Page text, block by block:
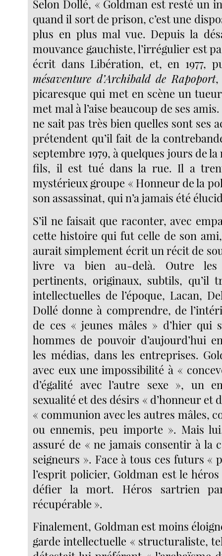
Selon Dollé, « Goldman est resté un
quand il sort de prison, c’est une
plus en plus mal vue. Depuis la
mouvance gauchiste, l’irrégulier est
écrit dans Libération, et, en 1977,
mésaventure d’Archibald de Rapoport,
picaresque qui met en scène un
met mal à l’aise beaucoup de ses
ne sait pas très bien quelles sont ses
prétendent qu’il fait de la
septembre 1979, à quelques jours de
fils, il est tué dans la rue. Il a
mystérieux groupe « Honneur de la
son assassinat, qui n’a jamais été
S’il ne faisait que raconter, avec
cette histoire qui fut celle de son
aurait simplement écrit un récit de
livre va bien au-delà. Outre
pertinents, originaux, subtils, qu’il
intellectuelles de l’époque, Lacan,
Dollé donne à comprendre, de
de ces « jeunes mâles » d’hier qui
hommes de pouvoir d’aujourd’hui
les médias, dans les entreprises.
avec eux une impossibilité à «
d’égalité avec l’autre sexe », un
sexualité et des désirs « d’honneur et
« communion avec les autres mâles,
ou ennemis, peu importe ». Mais
assuré de « ne jamais consentir à la
seigneurs ». Face à tous ces futurs «
l’esprit policier, Goldman est le
défier la mort. Héros sartrien
récupérable ».
Finalement, Goldman est moins
garde intellectuelle « structuraliste,